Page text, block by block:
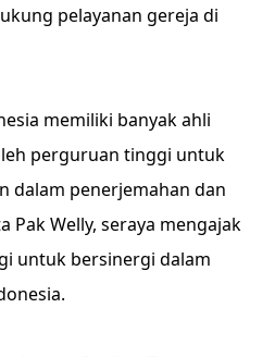
pelayanan gereja di
memiliki banyak ahli
perguruan tinggi untuk
dalam penerjemahan dan
Pak Welly, seraya mengajak
untuk bersinergi dalam